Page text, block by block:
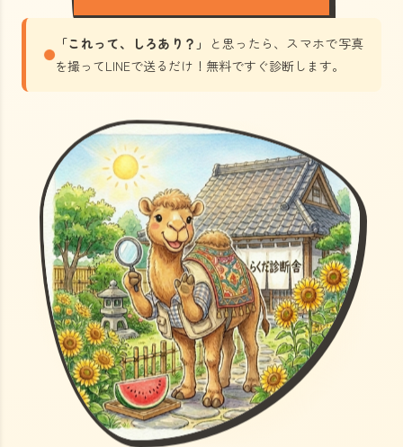
「これって、しろあり？」
と思ったら、スマホで写真
を撮ってLINEで送るだけ！無料ですぐ診断します。